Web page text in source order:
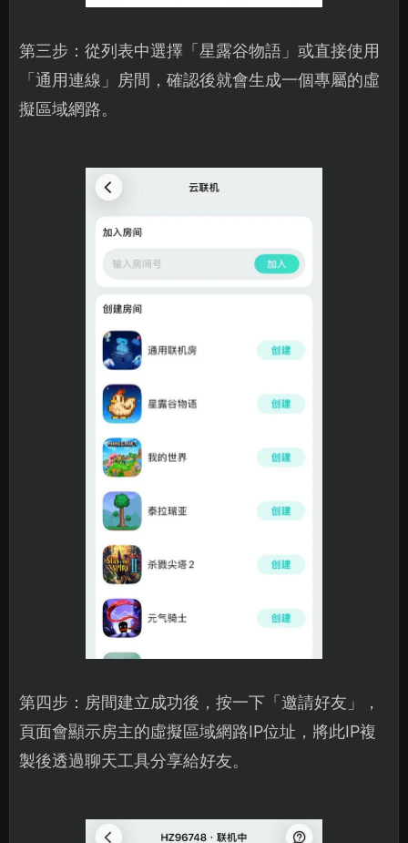
第三步：從列表中選擇「星露谷物語」或直接使用
「通用連線」房間，確認後就會生成一個專屬的虛
擬區域網路。
第四步：房間建立成功後，按一下「邀請好友」，
頁面會顯示房主的虛擬區域網路IP位址，將此IP複
製後透過聊天工具分享給好友。